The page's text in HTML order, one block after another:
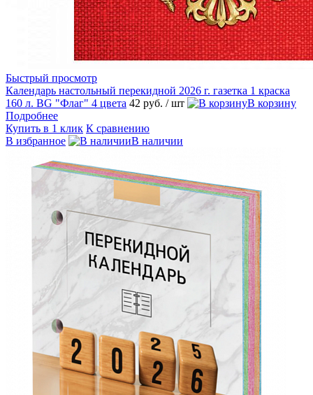
Быстрый просмотр
Календарь настольный перекидной 2026 г. газетка 1 краска
160 л. BG "Флаг" 4 цвета 42 руб. / шт
В корзину
Подробнее
Купить в 1 клик К сравнению
В избранное
В наличии